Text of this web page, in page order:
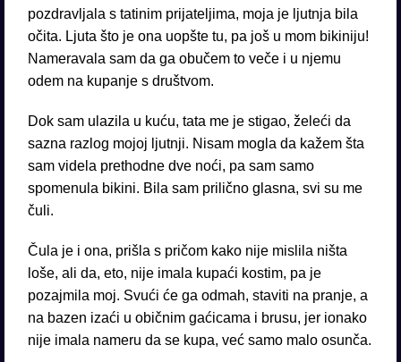
pozdravljala s tatinim prijateljima, moja je ljutnja bila
očita. Ljuta što je ona uopšte tu, pa još u mom bikiniju!
Nameravala sam da ga obučem to veče i u njemu
odem na kupanje s društvom.
Dok sam ulazila u kuću, tata me je stigao, želeći da
sazna razlog mojoj ljutnji. Nisam mogla da kažem šta
sam videla prethodne dve noći, pa sam samo
spomenula bikini. Bila sam prilično glasna, svi su me
čuli.
Čula je i ona, prišla s pričom kako nije mislila ništa
loše, ali da, eto, nije imala kupaći kostim, pa je
pozajmila moj. Svući će ga odmah, staviti na pranje, a
na bazen izaći u običnim gaćicama i brusu, jer ionako
nije imala nameru da se kupa, već samo malo osunča.